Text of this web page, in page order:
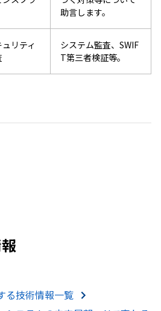
助言します。
リティ
システム監査、SWIF
T第三者検証等。
る技術情報一覧